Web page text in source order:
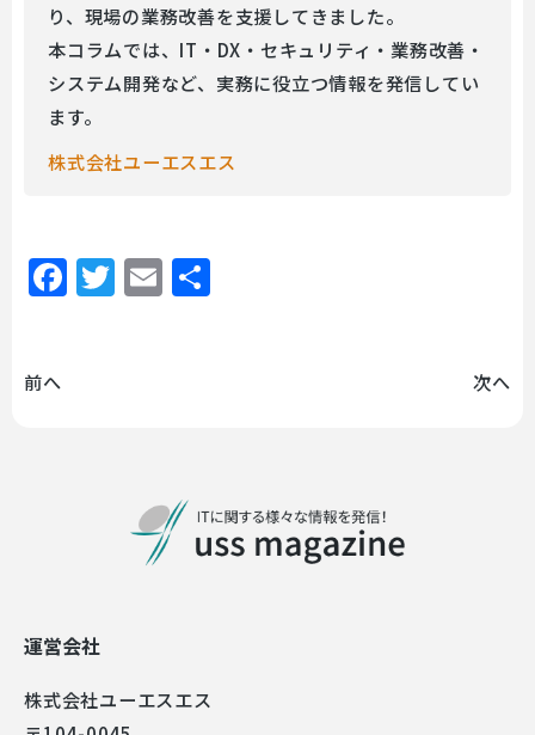
り、現場の業務改善を支援してきました。
本コラムでは、IT・DX・セキュリティ・業務改善・
システム開発など、実務に役立つ情報を発信してい
ます。
株式会社ユーエスエス
Facebook
Twitter
Email
前へ 次へ
運営会社
株式会社ユーエスエス